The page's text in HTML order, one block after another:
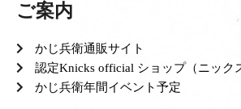
ご案内
かじ兵衛通販サイト
認定Knicks official ショップ（ニック
かじ兵衛年間イベント予定